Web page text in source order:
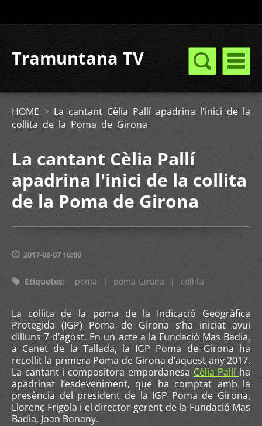
Tramuntana TV
HOME > La cantant Cèlia Pallí apadrina l'inici de la
collita de la Poma de Girona
La cantant Cèlia Pallí
apadrina l'inici de la collita
de la Poma de Girona
2017-08-07 16:00
Etiquetes: poma | poma Girona | collita
La collita de la poma de la Indicació Geogràfica
Protegida (IGP) Poma de Girona s’ha iniciat avui
dilluns 7 d’agost. En un acte a la Fundació Mas Badia,
a Canet de la Tallada, la IGP Poma de Girona ha
recollit la primera Poma de Girona d’aquest any 2017.
La cantant i compositora empordanesa Cèlia Pallí ha
apadrinat l’esdeveniment, que ha comptat amb la
presència del president de la IGP Poma de Girona,
Llorenç Frigola i el director-gerent de la Fundació Mas
Badia, Joan Bonany.